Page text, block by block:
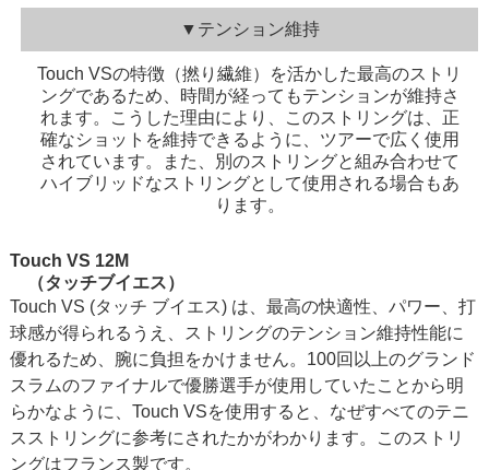
▼テンション維持
Touch VSの特徴（撚り繊維）を活かした最高のストリ
ングであるため、時間が経ってもテンションが維持さ
れます。こうした理由により、このストリングは、正
確なショットを維持できるように、ツアーで広く使用
されています。また、別のストリングと組み合わせて
ハイブリッドなストリングとして使用される場合もあ
ります。
Touch VS 12M
（タッチブイエス）
Touch VS (タッチ ブイエス) は、最高の快適性、パワー、打
球感が得られるうえ、ストリングのテンション維持性能に
優れるため、腕に負担をかけません。100回以上のグランド
スラムのファイナルで優勝選手が使用していたことから明
らかなように、Touch VSを使用すると、なぜすべてのテニ
スストリングに参考にされたかがわかります。このストリ
ングはフランス製です。